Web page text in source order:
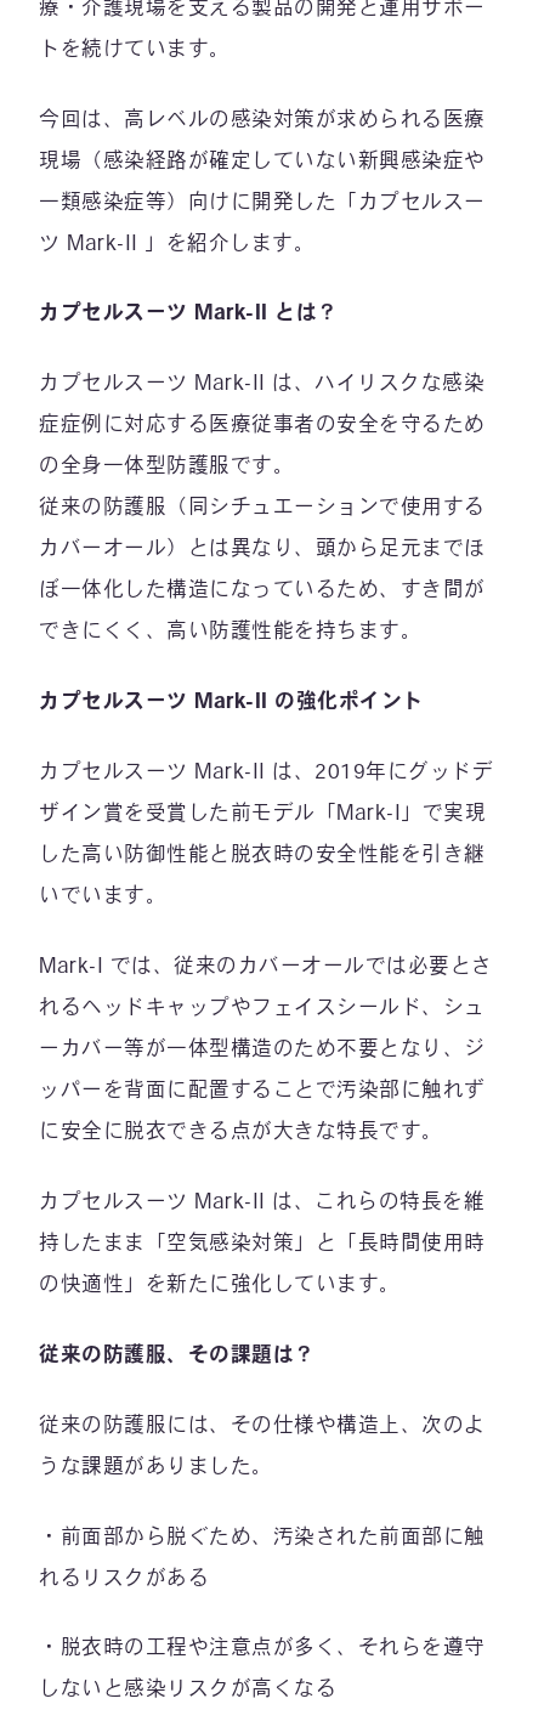
療・介護現場を支える製品の開発と運用サポー
トを続けています。
今回は、高レベルの感染対策が求められる医療
現場（感染経路が確定していない新興感染症や
一類感染症等）向けに開発した「カプセルスー
ツ Mark-II 」を紹介します。
カプセルスーツ Mark-II とは？
カプセルスーツ Mark-II は、ハイリスクな感染
症症例に対応する医療従事者の安全を守るため
の全身一体型防護服です。
従来の防護服（同シチュエーションで使用する
カバーオール）とは異なり、頭から足元までほ
ぼ一体化した構造になっているため、すき間が
できにくく、高い防護性能を持ちます。
カプセルスーツ Mark-II の強化ポイント
カプセルスーツ Mark-II は、2019年にグッドデ
ザイン賞を受賞した前モデル「Mark-I」で実現
した高い防御性能と脱衣時の安全性能を引き継
いでいます。
Mark-I では、従来のカバーオールでは必要とさ
れるヘッドキャップやフェイスシールド、シュ
ーカバー等が一体型構造のため不要となり、ジ
ッパーを背面に配置することで汚染部に触れず
に安全に脱衣できる点が大きな特長です。
カプセルスーツ Mark-II は、これらの特長を維
持したまま「空気感染対策」と「長時間使用時
の快適性」を新たに強化しています。
従来の防護服、その課題は？
従来の防護服には、その仕様や構造上、次のよ
うな課題がありました。
・前面部から脱ぐため、汚染された前面部に触
れるリスクがある
・脱衣時の工程や注意点が多く、それらを遵守
しないと感染リスクが高くなる